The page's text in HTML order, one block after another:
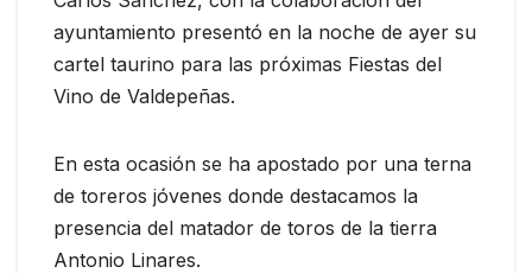
ayuntamiento presentó en la noche de ayer su
cartel taurino para las próximas Fiestas del
Vino de Valdepeñas.
En esta ocasión se ha apostado por una terna
de toreros jóvenes donde destacamos la
presencia del matador de toros de la tierra
Antonio Linares.